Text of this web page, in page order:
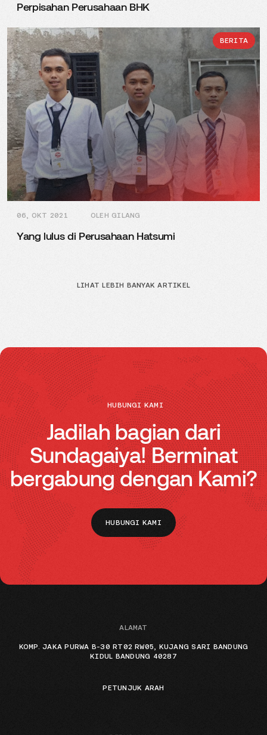
Perpisahan Perusahaan BHK
BERITA
06, OKT 2021 OLEH GILANG
Yang lulus di Perusahaan Hatsumi
LIHAT LEBIH BANYAK ARTIKEL
HUBUNGI KAMI
Jadilah bagian dari
Sundagaiya! Berminat
bergabung dengan Kami?
HUBUNGI KAMI
ALAMAT
KOMP. JAKA PURWA B-30 RT02 RW05, KUJANG SARI BANDUNG
KIDUL BANDUNG 40287
PETUNJUK ARAH